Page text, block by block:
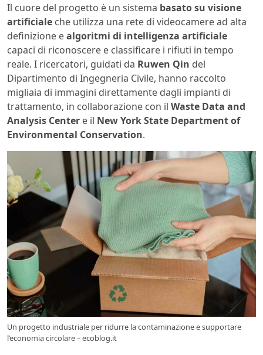
Il cuore del progetto è un sistema basato su visione
artificiale che utilizza una rete di videocamere ad alta
definizione ealgoritmi di intelligenza artificiale
capaci di riconoscere e classificare i rifiuti in tempo
reale. I ricercatori, guidati da Ruwen Qin del
Dipartimento di Ingegneria Civile, hanno raccolto
migliaia di immagini direttamente dagli impianti di
trattamento, in collaborazione con il Waste Data and
Analysis Center e il New York State Department of
Environmental Conservation.
Un progetto industriale per ridurre la contaminazione e supportare
l’economia circolare – ecoblog.it